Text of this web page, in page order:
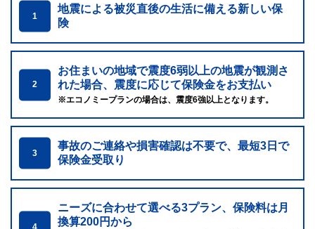
1
地震による被災直後の生活に備える新しい保
険
2
お住まいの地域で震度6弱以上の地震が観測さ
れた場合、震度に応じて保険金をお支払い
※エコノミープランの場合は、震度6強以上となります。
3
事故のご連絡や損害確認は不要で、最短3日で
保険金受取り
4
ニーズに合わせて選べる3プラン、保険料は月
換算200円から